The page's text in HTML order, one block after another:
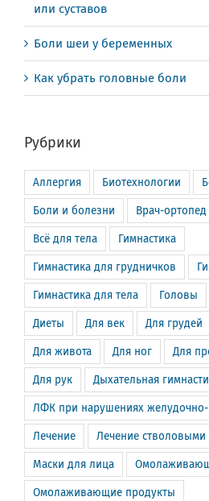
или суставов
Боли шеи у беременных
Как убрать головные боли
Рубрики
Аллергия Биотехнологии
Боли и болезни Врач-ортопед
Всё для тела Гимнастика
Гимнастика для грудничков
Гимнастика для тела Головы
Диеты Для век Для грудей
Для живота Для ног Для
Для рук Дыхательная
ЛФК при нарушениях желудочно-
Лечение Лечение стволовыми
Маски для лица
Омолаживающие продукты